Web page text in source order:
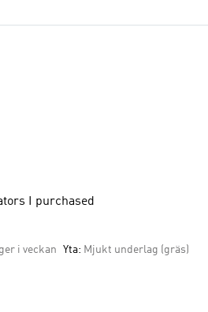
I purchased
i veckan Yta: Mjukt underlag (gräs)